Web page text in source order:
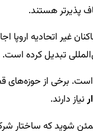
پذیرتر هستند.
غیر اتحادیه
تبدیل کرده است.
برخی از حوزه‌های
نیاز دارند.
شوید که ساختار